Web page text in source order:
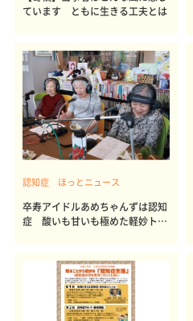
ています ともに生きる工夫とは
認知症 ほっとニュース
卒寿アイドルあめちゃんずは認知
症 酸いも甘いも極めた軽妙トー